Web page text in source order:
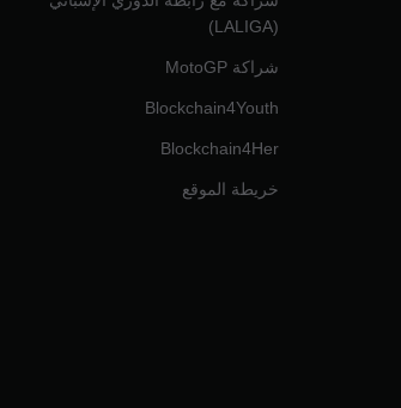
(LALIGA)
شراكة MotoGP
Blockchain4Youth
Blockchain4Her
خريطة الموقع